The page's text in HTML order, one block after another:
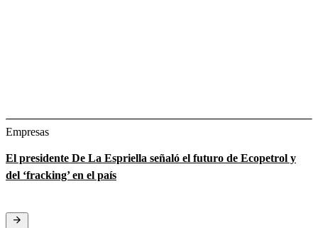
Empresas
El presidente De La Espriella señaló el futuro de Ecopetrol y
del ‘fracking’ en el país